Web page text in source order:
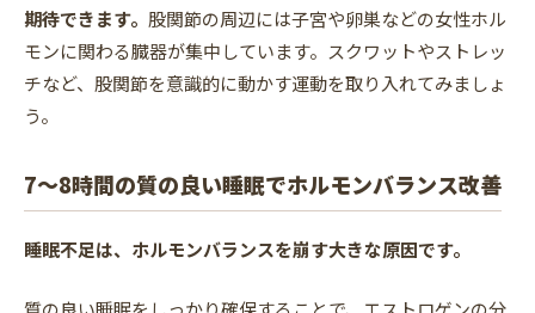
期待できます。 股関節の周辺には子宮や卵巣などの女性ホル
モンに関わる臓器が集中しています。スクワットやストレッ
チなど、股関節を意識的に動かす運動を取り入れてみましょ
う。
7〜8時間の質の良い睡眠でホルモンバランス改善
睡眠不足は、ホルモンバランスを崩す大きな原因です。